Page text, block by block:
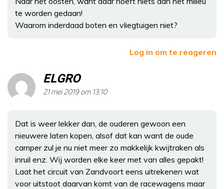
te worden gedaan!
Waarom inderdaad boten en vliegtuigen niet?
Log in om te reageren
ELGRO
21 mei 2019 om 13:10
Dat is weer lekker dan, de ouderen gewoon een
nieuwere laten kopen, alsof dat kan want de oude
camper zul je nu niet meer zo makkelijk kwijtraken als
inruil enz. Wij worden elke keer met van alles gepakt!
Laat het circuit van Zandvoort eens uitrekenen wat
voor uitstoot daarvan komt van de racewagens maar